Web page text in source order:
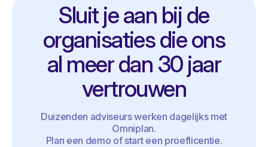
Sluit je aan bij de
organisaties die ons
al meer dan 30 jaar
vertrouwen
Duizenden adviseurs werken dagelijks met
Omniplan.
Plan een demo of start een proeflicentie.